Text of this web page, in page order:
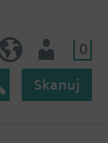
0
Skanuj